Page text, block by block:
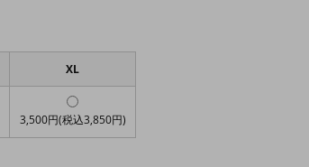
XL
3,500円(税込3,850円)